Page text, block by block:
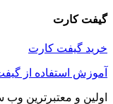
گیفت کارت
خرید گیفت کارت
آموزش استفاده از
اولین و معتبرترین